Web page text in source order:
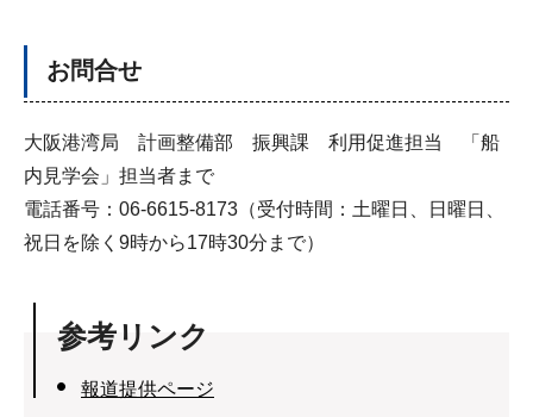
お問合せ
大阪港湾局 計画整備部 振興課 利用促進担当 「船
内見学会」担当者まで
電話番号：06-6615-8173（受付時間：土曜日、日曜日、
祝日を除く9時から17時30分まで）
参考リンク
報道提供ページ